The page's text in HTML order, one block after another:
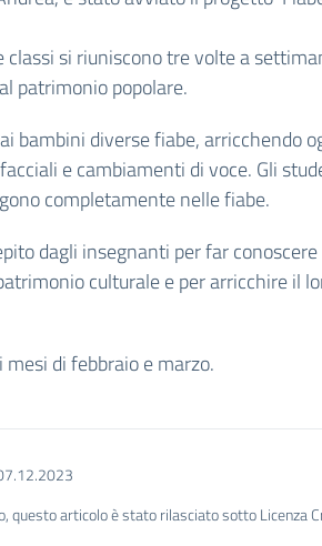
si riuniscono tre volte a
patrimonio popolare.
bambini diverse fiabe, arricchendo
e cambiamenti di voce. Gli
completamente nelle fiabe.
dagli insegnanti per far
culturale e per arricchire il
di febbraio e marzo.
questo articolo è stato rilasciato sotto Licenza